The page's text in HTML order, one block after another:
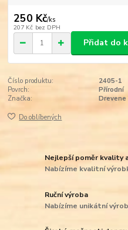
250 Kč/ks
207 Kč bez DPH
Přidat do
Číslo produktu:
2405-1
Povrch:
Přírodní
Značka:
Drevene
Do oblíbených
Nejlepší poměr kvality
Nabízíme kvalitní
Ruční výroba
Nabízíme unikátní